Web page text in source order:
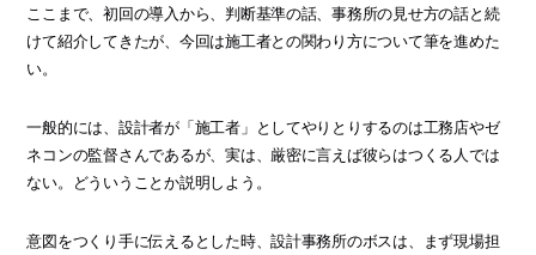
ここまで、初回の導入から、判断基準の話、事務所の見せ方の話と続
けて紹介してきたが、今回は施工者との関わり方について筆を進めた
い。
一般的には、設計者が「施工者」としてやりとりするのは工務店やゼ
ネコンの監督さんであるが、実は、厳密に言えば彼らはつくる人では
ない。どういうことか説明しよう。
意図をつくり手に伝えるとした時、設計事務所のボスは、まず現場担